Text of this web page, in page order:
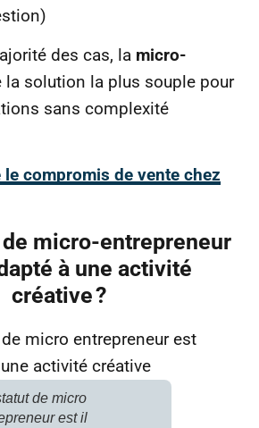
des cas, la micro-
la solution la plus souple pour
sans complexité
le compromis de vente chez
micro-entrepreneur
à une activité
créative ?
de micro
est il